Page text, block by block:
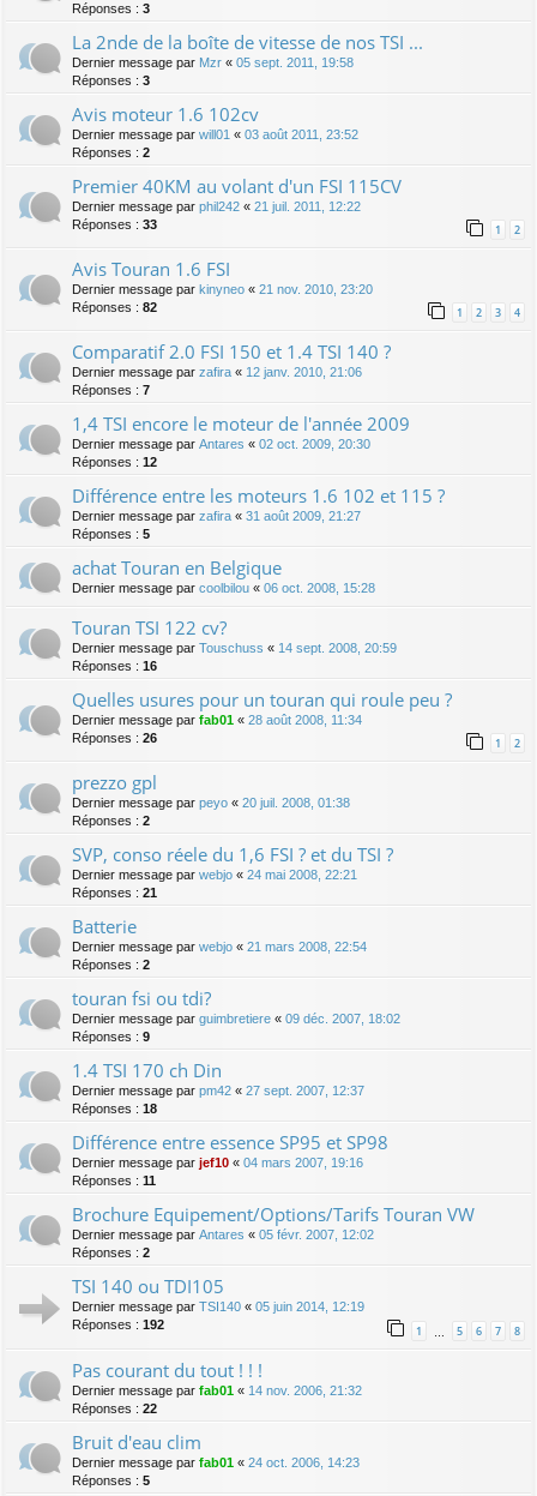
Réponses : 3
La 2nde de la boîte de vitesse de nos TSI ...
Dernier message par Mzr « 05 sept. 2011, 19:58
Réponses : 3
Avis moteur 1.6 102cv
Dernier message par will01 « 03 août 2011, 23:52
Réponses : 2
Premier 40KM au volant d'un FSI 115CV
Dernier message par phil242 « 21 juil. 2011, 12:22
Réponses : 33 1 2
Avis Touran 1.6 FSI
Dernier message par kinyneo « 21 nov. 2010, 23:20
Réponses : 82 1 2 3 4
Comparatif 2.0 FSI 150 et 1.4 TSI 140 ?
Dernier message par zafira « 12 janv. 2010, 21:06
Réponses : 7
1,4 TSI encore le moteur de l'année 2009
Dernier message par Antares « 02 oct. 2009, 20:30
Réponses : 12
Différence entre les moteurs 1.6 102 et 115 ?
Dernier message par zafira « 31 août 2009, 21:27
Réponses : 5
achat Touran en Belgique
Dernier message par coolbilou « 06 oct. 2008, 15:28
Touran TSI 122 cv?
Dernier message par Touschuss « 14 sept. 2008, 20:59
Réponses : 16
Quelles usures pour un touran qui roule peu ?
Dernier message par fab01 « 28 août 2008, 11:34
Réponses : 26 1 2
prezzo gpl
Dernier message par peyo « 20 juil. 2008, 01:38
Réponses : 2
SVP, conso réele du 1,6 FSI ? et du TSI ?
Dernier message par webjo « 24 mai 2008, 22:21
Réponses : 21
Batterie
Dernier message par webjo « 21 mars 2008, 22:54
Réponses : 2
touran fsi ou tdi?
Dernier message par guimbretiere « 09 déc. 2007, 18:02
Réponses : 9
1.4 TSI 170 ch Din
Dernier message par pm42 « 27 sept. 2007, 12:37
Réponses : 18
Différence entre essence SP95 et SP98
Dernier message par jef10 « 04 mars 2007, 19:16
Réponses : 11
Brochure Equipement/Options/Tarifs Touran VW
Dernier message par Antares « 05 févr. 2007, 12:02
Réponses : 2
TSI 140 ou TDI105
Dernier message par TSI140 « 05 juin 2014, 12:19
Réponses : 192 1 5 6 7 8
Pas courant du tout ! ! !
Dernier message par fab01 « 14 nov. 2006, 21:32
Réponses : 22
Bruit d'eau clim
Dernier message par fab01 « 24 oct. 2006, 14:23
Réponses : 5